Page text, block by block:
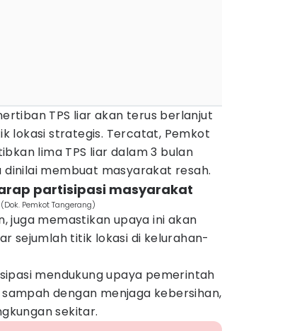
TPS liar akan terus berlanjut
lokasi strategis. Tercatat, Pemkot
lima TPS liar dalam 3 bulan
dinilai membuat masyarakat resah.
partisipasi masyarakat
Pemkot Tangerang)
juga memastikan upaya ini akan
sejumlah titik lokasi di kelurahan-
mendukung upaya pemerintah
dengan menjaga kebersihan,
sekitar.